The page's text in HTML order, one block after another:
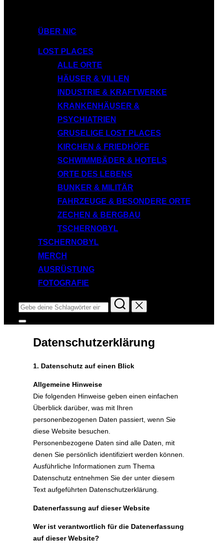
ÜBER NIC
LOST PLACES
ALLE ORTE
HÄUSER & VILLEN
INDUSTRIE & KRAFTWERKE
KRANKENHÄUSER &
PSYCHIATRIEN
GRUSELIGE LOST PLACES
KIRCHEN & FRIEDHÖFE
SCHWIMMBÄDER & HOTELS
ORTE DES LEBENS
BUNKER & MILITÄR
FAHRZEUGE & BESONDERE ORTE
ZECHEN & BERGBAU
TSCHERNOBYL
TSCHERNOBYL
MERCH
AUSRÜSTUNG
FOTOGRAFIE
Suchen
nach:
Seitenleiste
Navigation
umschalten
Datenschutzerklärung
1. Datenschutz auf einen Blick
Allgemeine Hinweise
Die folgenden Hinweise geben einen einfachen
Überblick darüber, was mit Ihren
personenbezogenen Daten passiert, wenn Sie
diese Website besuchen.
Personenbezogene Daten sind alle Daten, mit
denen Sie persönlich identifiziert werden können.
Ausführliche Informationen zum Thema
Datenschutz entnehmen Sie der unter diesem
Text aufgeführten Datenschutzerklärung.
Datenerfassung auf dieser Website
Wer ist verantwortlich für die Datenerfassung
auf dieser Website?